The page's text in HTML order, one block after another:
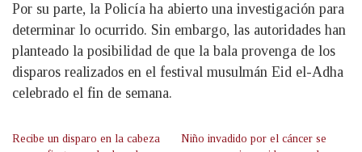
Por su parte, la Policía ha abierto una investigación para
determinar lo ocurrido. Sin embargo, las autoridades han
planteado la posibilidad de que la bala provenga de los
disparos realizados en el festival musulmán Eid el-Adha
celebrado el fin de semana.
Recibe un disparo en la cabeza
Niño invadido por el cáncer se